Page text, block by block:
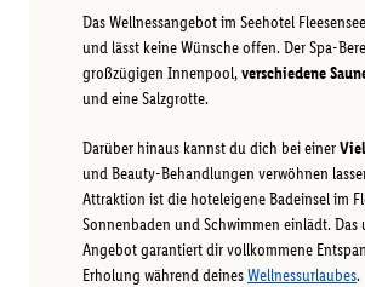
Das Wellnessangebot im Seehotel
und lässt keine Wünsche offen. Der Spa-
großzügigen Innenpool,verschiedene
und eine Salzgrotte.
Darüber hinaus kannst du dich bei einer
und Beauty-Behandlungen verwöhnen
Attraktion ist die hoteleigene Badeinsel im
Sonnenbaden und Schwimmen einlädt. Das
Angebot garantiert dir vollkommene
Erholung während deinesWellnessurlaubes.